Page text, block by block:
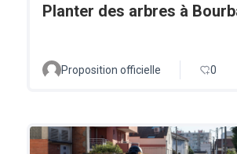
Planter des arbres à
Proposition officielle 0